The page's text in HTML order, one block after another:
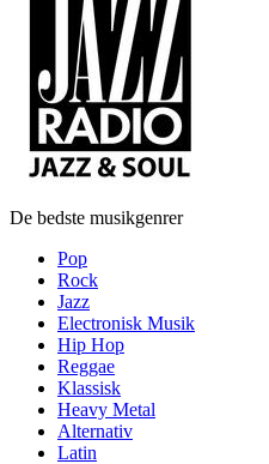
De bedste musikgenrer
Pop
Rock
Jazz
Electronisk Musik
Hip Hop
Reggae
Klassisk
Heavy Metal
Alternativ
Latin